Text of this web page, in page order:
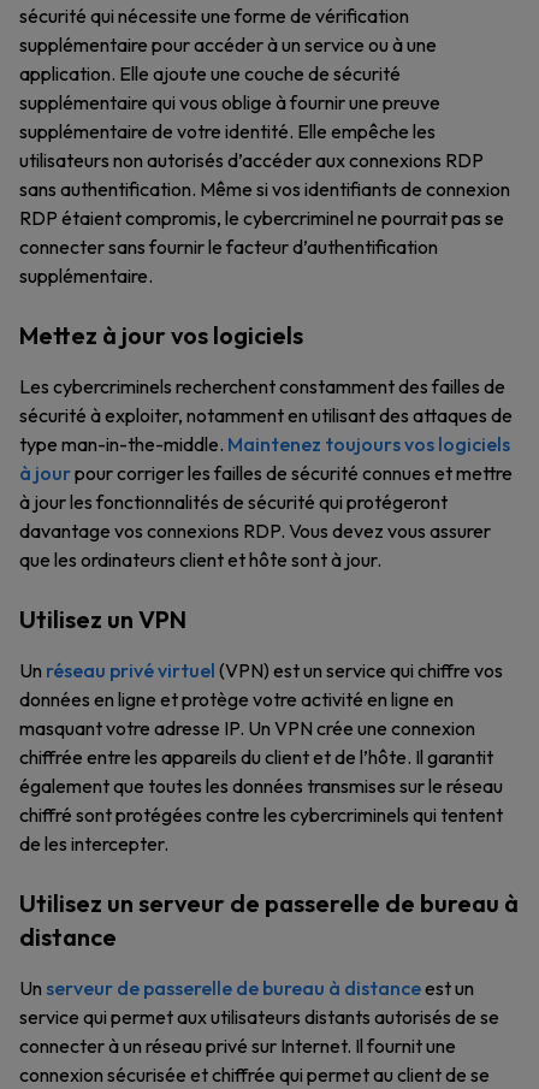
sécurité qui nécessite une forme de vérification
supplémentaire pour accéder à un service ou à une
application. Elle ajoute une couche de sécurité
supplémentaire qui vous oblige à fournir une preuve
supplémentaire de votre identité. Elle empêche les
utilisateurs non autorisés d’accéder aux connexions RDP
sans authentification. Même si vos identifiants de connexion
RDP étaient compromis, le cybercriminel ne pourrait pas se
connecter sans fournir le facteur d’authentification
supplémentaire.
Mettez à jour vos logiciels
Les cybercriminels recherchent constamment des failles de
sécurité à exploiter, notamment en utilisant des attaques de
type man-in-the-middle. Maintenez toujours vos logiciels
à jourpour corriger les failles de sécurité connues et mettre
à jour les fonctionnalités de sécurité qui protégeront
davantage vos connexions RDP. Vous devez vous assurer
que les ordinateurs client et hôte sont à jour.
Utilisez un VPN
Un réseau privé virtuel (VPN) est un service qui chiffre vos
données en ligne et protège votre activité en ligne en
masquant votre adresse IP. Un VPN crée une connexion
chiffrée entre les appareils du client et de l’hôte. Il garantit
également que toutes les données transmises sur le réseau
chiffré sont protégées contre les cybercriminels qui tentent
de les intercepter.
Utilisez un serveur de passerelle de bureau à
distance
Un serveur de passerelle de bureau à distanceest un
service qui permet aux utilisateurs distants autorisés de se
connecter à un réseau privé sur Internet. Il fournit une
connexion sécurisée et chiffrée qui permet au client de se